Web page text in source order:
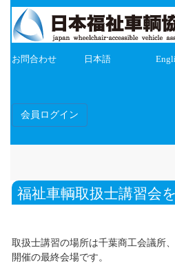
お問合わせ 日本語
会員ログイン
福祉車輌取扱士講習会
取扱士講習の場所は千葉商工会議所
開催の最終会場です。